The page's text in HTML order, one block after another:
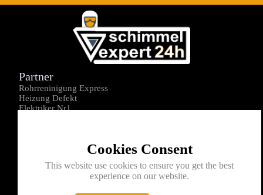
Cookies Consent
This website use cookies to ensure you get the best
experience on our website.
Partner
Rohrreninigung Express
Heizung Defekt
Elektriker Nr1
Kontakt